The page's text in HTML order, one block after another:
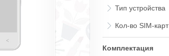
Тип устройства
Кол-во SIM-карт
Комплектация